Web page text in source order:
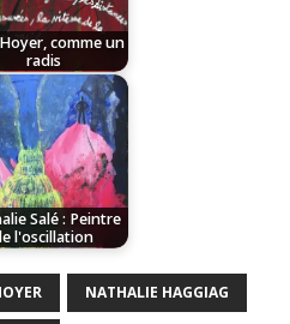
comme un
radis
Salé : Peintre
l'oscillation
NATHALIE HAGGIAG